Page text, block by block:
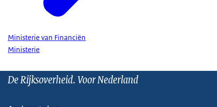
Ministerie van Financiën
Ministerie
De Rijksoverheid. Voor Nederland